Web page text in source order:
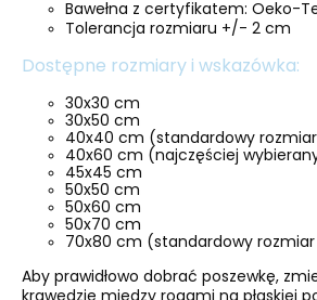
Bawełna z certyfikatem: Oeko-
Tolerancja rozmiaru +/- 2 cm
Dostępne rozmiary i wskazówka:
30x30 cm
30x50 cm
40x40 cm (standardowy rozmiar
40x60 cm (najczęściej
45x45 cm
50x50 cm
50x60 cm
50x70 cm
70x80 cm (standardowy
Aby prawidłowo dobrać poszewkę,